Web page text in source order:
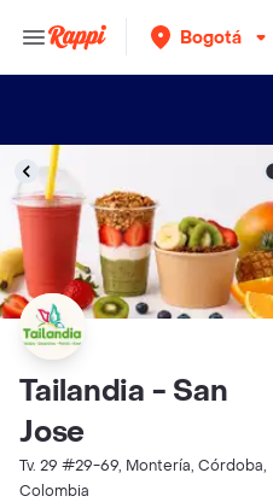
Bogotá
Tailandia - San
Jose
Tv. 29 #29-69, Montería, Córdoba,
Colombia